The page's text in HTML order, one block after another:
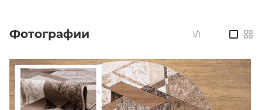
Фотографии 1/1